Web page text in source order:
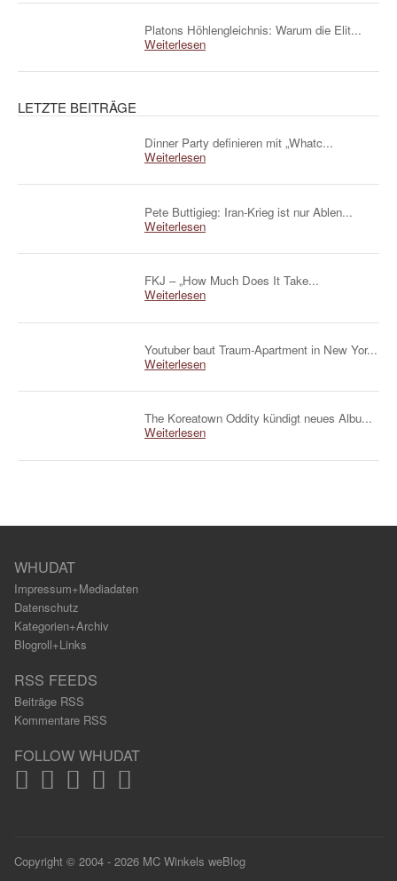
Platons Höhlengleichnis: Warum die Elit...
Weiterlesen
LETZTE BEITRÄGE
Dinner Party definieren mit „Whatc...
Weiterlesen
Pete Buttigieg: Iran-Krieg ist nur Ablen...
Weiterlesen
FKJ – „How Much Does It Take...
Weiterlesen
Youtuber baut Traum-Apartment in New Yor...
Weiterlesen
The Koreatown Oddity kündigt neues Albu...
Weiterlesen
WHUDAT
Impressum+Mediadaten
Datenschutz
Kategorien+Archiv
Blogroll+Links
RSS FEEDS
Beiträge RSS
Kommentare RSS
FOLLOW WHUDAT
Copyright © 2004 - 2026 MC Winkels weBlog